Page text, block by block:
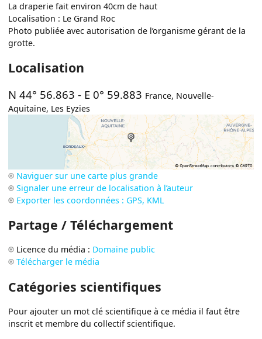
La draperie fait environ 40cm de haut
Localisation : Le Grand Roc
Photo publiée avec autorisation de l’organisme gérant de la
grotte.
Localisation
N 44° 56.863 - E 0° 59.883 France, Nouvelle-
Aquitaine, Les Eyzies
Naviguer sur une carte plus grande
Signaler une erreur de localisation à l’auteur
Exporter les coordonnées : GPS, KML
Partage / Téléchargement
Licence du média : Domaine public
Télécharger le média
Catégories scientifiques
Pour ajouter un mot clé scientifique à ce média il faut être
inscrit et membre du collectif scientifique.